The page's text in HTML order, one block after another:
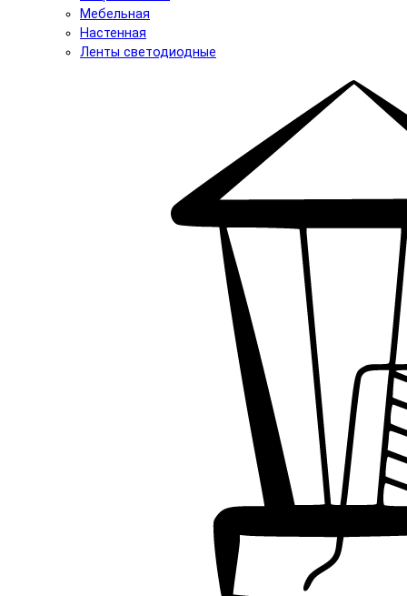
Мебельная
Настенная
Ленты светодиодные